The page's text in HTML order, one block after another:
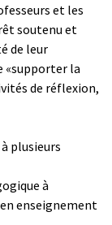
et les
soutenu et
de leur
«supporter la
de réflexion,
plusieurs
à
enseignement